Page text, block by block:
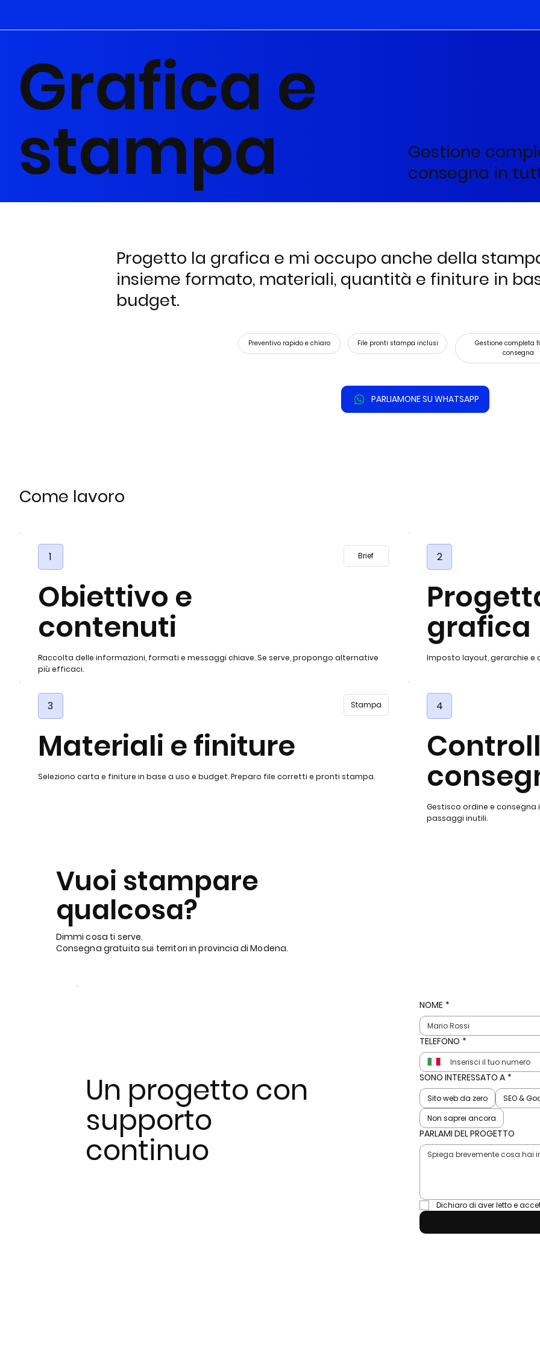
Grafica e
stampa
Gestione
consegna in
Progetto la grafica e mi occupo anche della
insieme formato, materiali, quantità e finiture in
budget.
Preventivo rapido e chiaro File pronti stampa inclusi
Gestione completa
consegna
PARLIAMONE SU WHATSAPP
Come lavoro
Brief
1
Obiettivo e
contenuti
Raccolta delle informazioni, formati e messaggi chiave. Se serve, propongo alternative
più efficaci.
2
grafica
Imposto layout, gerarchie e
Stampa
3
Materiali e finiture
Seleziono carta e finiture in base a uso e budget. Preparo file corretti e pronti stampa.
4
Gestisco ordine e consegna
passaggi inutili.
Vuoi stampare
qualcosa?
Dimmi cosa ti serve.
Consegna gratuita sui territori in provincia di Modena.
Un progetto con
supporto
continuo
NOME *
TELEFONO *
SONO INTERESSATO A *
Sito web da zero SEO &
Non saprei ancora
PARLAMI DEL PROGETTO
Dichiaro di aver letto e